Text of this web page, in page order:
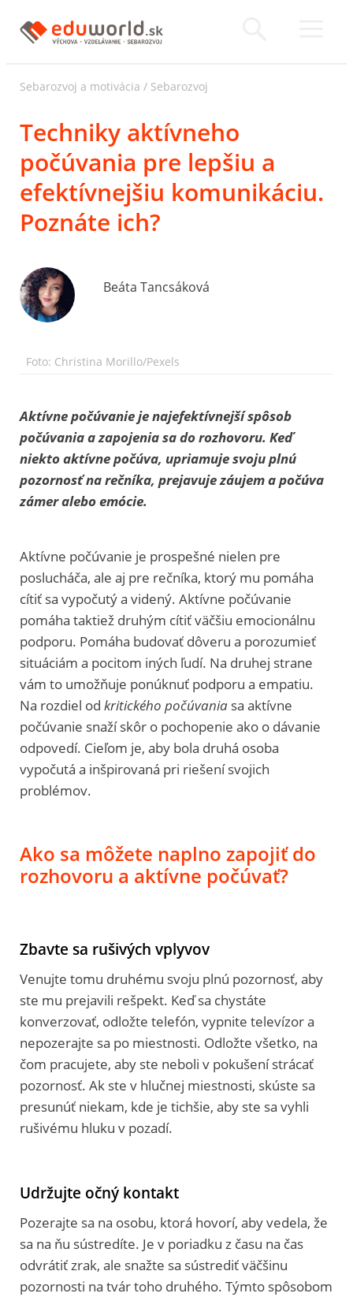
Sebarozvoj a motivácia / Sebarozvoj
Techniky aktívneho
počúvania pre lepšiu a
efektívnejšiu komunikáciu.
Poznáte ich?
Beáta Tancsáková
Foto: Christina Morillo/Pexels
Aktívne počúvanie je najefektívnejší spôsob
počúvania a zapojenia sa do rozhovoru. Keď
niekto aktívne počúva, upriamuje svoju plnú
pozornosť na rečníka, prejavuje záujem a počúva
zámer alebo emócie.
Aktívne počúvanie je prospešné nielen pre
poslucháča, ale aj pre rečníka, ktorý mu pomáha
cítiť sa vypočutý a videný. Aktívne počúvanie
pomáha taktiež druhým cítiť väčšiu emocionálnu
podporu. Pomáha budovať dôveru a porozumieť
situáciám a pocitom iných ľudí. Na druhej strane
vám to umožňuje ponúknuť podporu a empatiu.
Na rozdiel od kritického počúvania sa aktívne
počúvanie snaží skôr o pochopenie ako o dávanie
odpovedí. Cieľom je, aby bola druhá osoba
vypočutá a inšpirovaná pri riešení svojich
problémov.
Ako sa môžete naplno zapojiť do
rozhovoru a aktívne počúvať?
Zbavte sa rušivých vplyvov
Venujte tomu druhému svoju plnú pozornosť, aby
ste mu prejavili rešpekt. Keď sa chystáte
konverzovať, odložte telefón, vypnite televízor a
nepozerajte sa po miestnosti. Odložte všetko, na
čom pracujete, aby ste neboli v pokušení strácať
pozornosť. Ak ste v hlučnej miestnosti, skúste sa
presunúť niekam, kde je tichšie, aby ste sa vyhli
rušivému hluku v pozadí.
Udržujte očný kontakt
Pozerajte sa na osobu, ktorá hovorí, aby vedela, že
sa na ňu sústredíte. Je v poriadku z času na čas
odvrátiť zrak, ale snažte sa sústrediť väčšinu
pozornosti na tvár toho druhého. Týmto spôsobom